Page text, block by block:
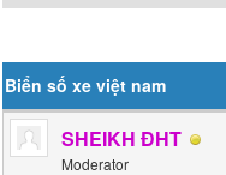
Biển số xe việt nam
SHEIKH ĐHT
Moderator